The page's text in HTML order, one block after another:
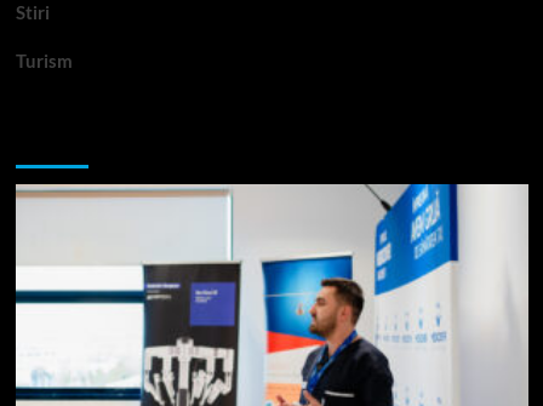
Stiri
Turism